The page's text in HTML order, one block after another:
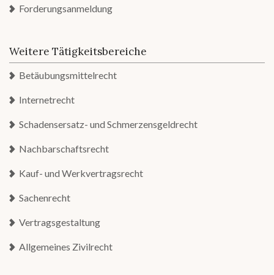
Forderungsanmeldung
Weitere Tätigkeitsbereiche
Betäubungsmittelrecht
Internetrecht
Schadensersatz- und Schmerzensgeldrecht
Nachbarschaftsrecht
Kauf- und Werkvertragsrecht
Sachenrecht
Vertragsgestaltung
Allgemeines Zivilrecht